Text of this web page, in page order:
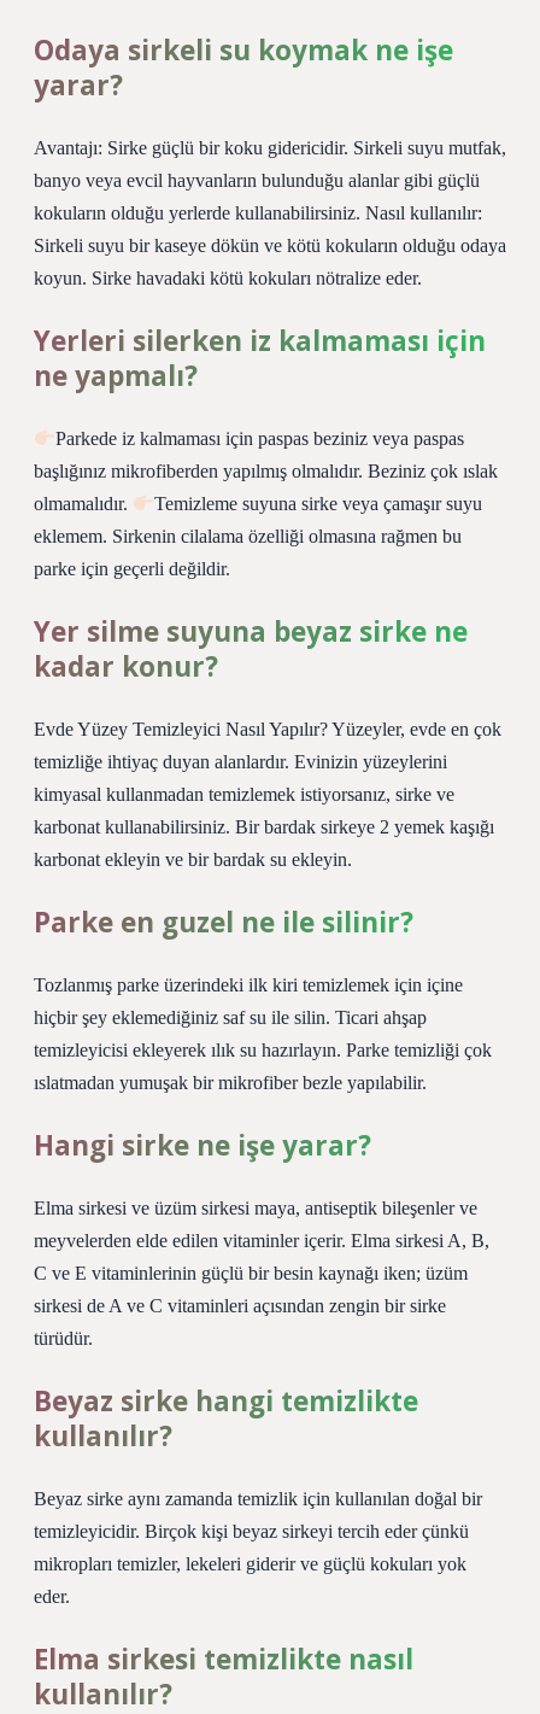
Odaya sirkeli su koymak ne işe
yarar?
Avantajı: Sirke güçlü bir koku gidericidir. Sirkeli suyu mutfak,
banyo veya evcil hayvanların bulunduğu alanlar gibi güçlü
kokuların olduğu yerlerde kullanabilirsiniz. Nasıl kullanılır:
Sirkeli suyu bir kaseye dökün ve kötü kokuların olduğu odaya
koyun. Sirke havadaki kötü kokuları nötralize eder.
Yerleri silerken iz kalmaması için
ne yapmalı?
Parkede iz kalmaması için paspas beziniz veya paspas
başlığınız mikrofiberden yapılmış olmalıdır. Beziniz çok ıslak
olmamalıdır.
Temizleme suyuna sirke veya çamaşır suyu
eklemem. Sirkenin cilalama özelliği olmasına rağmen bu
parke için geçerli değildir.
Yer silme suyuna beyaz sirke ne
kadar konur?
Evde Yüzey Temizleyici Nasıl Yapılır? Yüzeyler, evde en çok
temizliğe ihtiyaç duyan alanlardır. Evinizin yüzeylerini
kimyasal kullanmadan temizlemek istiyorsanız, sirke ve
karbonat kullanabilirsiniz. Bir bardak sirkeye 2 yemek kaşığı
karbonat ekleyin ve bir bardak su ekleyin.
Parke en guzel ne ile silinir?
Tozlanmış parke üzerindeki ilk kiri temizlemek için içine
hiçbir şey eklemediğiniz saf su ile silin. Ticari ahşap
temizleyicisi ekleyerek ılık su hazırlayın. Parke temizliği çok
ıslatmadan yumuşak bir mikrofiber bezle yapılabilir.
Hangi sirke ne işe yarar?
Elma sirkesi ve üzüm sirkesi maya, antiseptik bileşenler ve
meyvelerden elde edilen vitaminler içerir. Elma sirkesi A, B,
C ve E vitaminlerinin güçlü bir besin kaynağı iken; üzüm
sirkesi de A ve C vitaminleri açısından zengin bir sirke
türüdür.
Beyaz sirke hangi temizlikte
kullanılır?
Beyaz sirke aynı zamanda temizlik için kullanılan doğal bir
temizleyicidir. Birçok kişi beyaz sirkeyi tercih eder çünkü
mikropları temizler, lekeleri giderir ve güçlü kokuları yok
eder.
Elma sirkesi temizlikte nasıl
kullanılır?